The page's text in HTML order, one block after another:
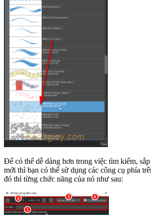
Để có thể dễ dàng hơn trong việc tìm kiếm,
mới thì bạn có thể sử dụng các công cụ phía
đó thì từng chức năng của nó như sau: